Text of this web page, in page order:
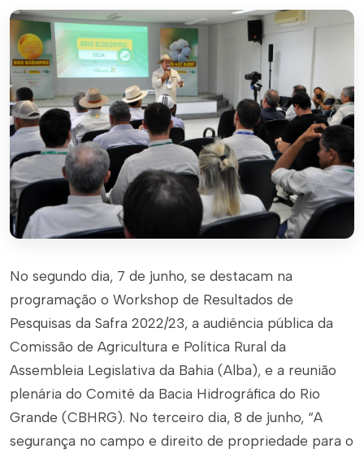
No segundo dia, 7 de junho, se destacam na
programação o Workshop de Resultados de
Pesquisas da Safra 2022/23, a audiência pública da
Comissão de Agricultura e Política Rural da
Assembleia Legislativa da Bahia (Alba), e a reunião
plenária do Comitê da Bacia Hidrográfica do Rio
Grande (CBHRG). No terceiro dia, 8 de junho, “A
segurança no campo e direito de propriedade para o